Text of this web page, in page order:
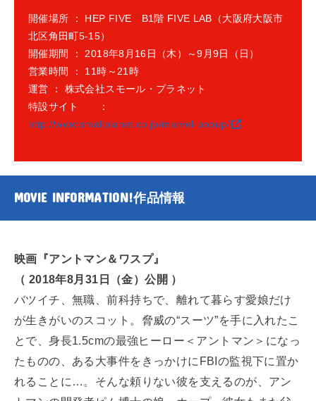
開催場所 ： HEP FIVE B1階 FIVE LAB（大阪府大阪市
北区角田町5-15）
開催期間 ： 2018年8月16日（木）～9月9日（日）
営業時間 ： 11時～21時
運営 ： 株式会社スモール・プラネット
特設サイト ：
http://www.smallplanet.co.jp/marvel-popup/
MOVIE INFORMATION!作品情報
映画『アントマン＆ワスプ』
（ 2018年8月31日（金）公開 ）
バツイチ、無職、前科持ちで、離れて暮らす愛娘だけ
が生きがいのスコット。脅威の“スーツ”を手に入れたこ
とで、身長1.5cmの最強ヒーロー＜アントマン＞になっ
たものの、ある大事件をきっかけにFBIの監視下に置か
れることに…。そんな頼りない彼を支えるのが、アン